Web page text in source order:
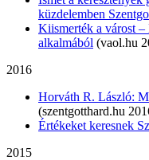
küzdelemben
Kiismerték a várost
alkalmából (vaol.hu
2016
Horváth R. László:
(szentgotthard.hu
Értékeket keresnek
2015